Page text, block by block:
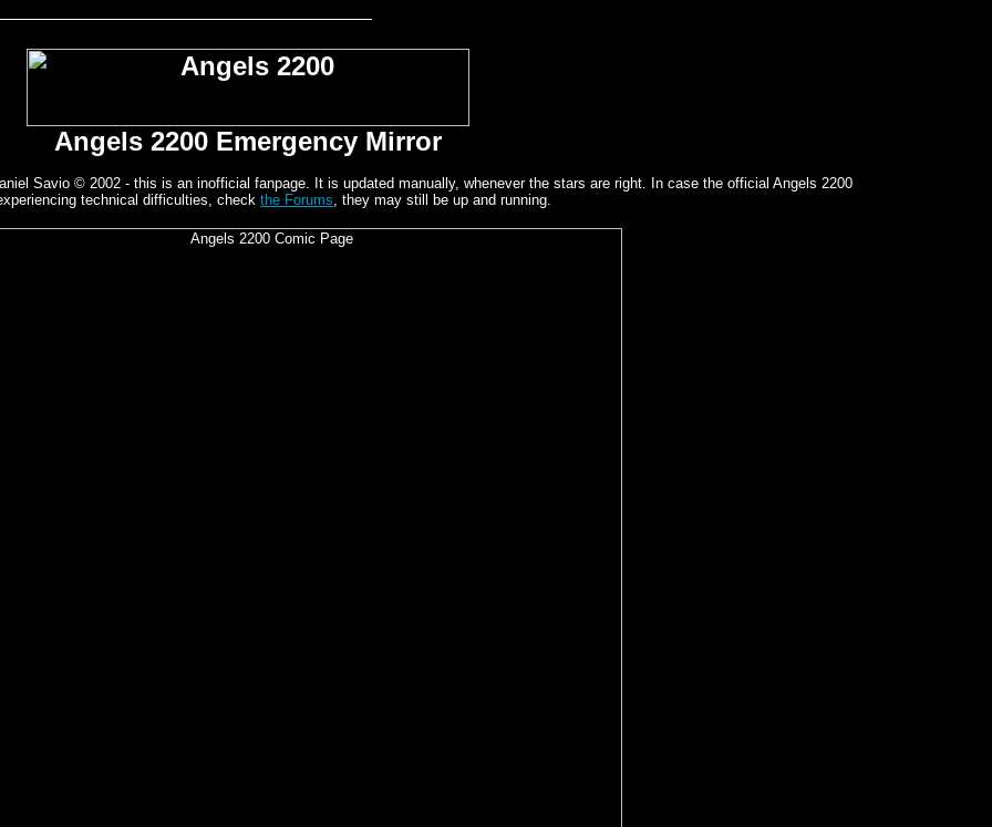
Angels 2200 Emergency Mirror
Savio © 2002 - this is an inofficial fanpage. It is updated manually, whenever the stars are right. In case the official Angels 2200
technical difficulties, check the Forums, they may still be up and running.